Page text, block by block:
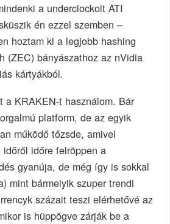
a underclockolt ATI
én ezzel szemben –
hoztam ki a legjobb hashing
(ZEC) bányászathoz az nVidia
kártyákból.
a KRAKEN-t használom. Bár
platform, de az egyik
működő tőzsde, amivel
időre felröppen a
gyanúja, de még így is sokkal
mint bármelyik szuper trendi
százait teszi elérhetővé az
is hüppögve zárják be a